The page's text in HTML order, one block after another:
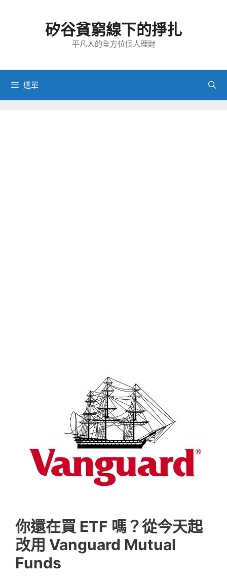
容
矽谷貧窮線下的掙扎
平凡人的全方位個人理財
選單
你還在買 ETF 嗎？從今天起
改用 Vanguard Mutual
Funds